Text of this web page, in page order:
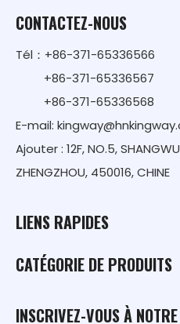
CONTACTEZ-NOUS
Tél：+86-371-65336566
+86-371-65336567
+86-371-65336568
E-mail:
Ajouter : 12F, NO.5,
ZHENGZHOU, 450016, CHINE
LIENS RAPIDES
CATÉGORIE DE PRODUITS
INSCRIVEZ-VOUS À